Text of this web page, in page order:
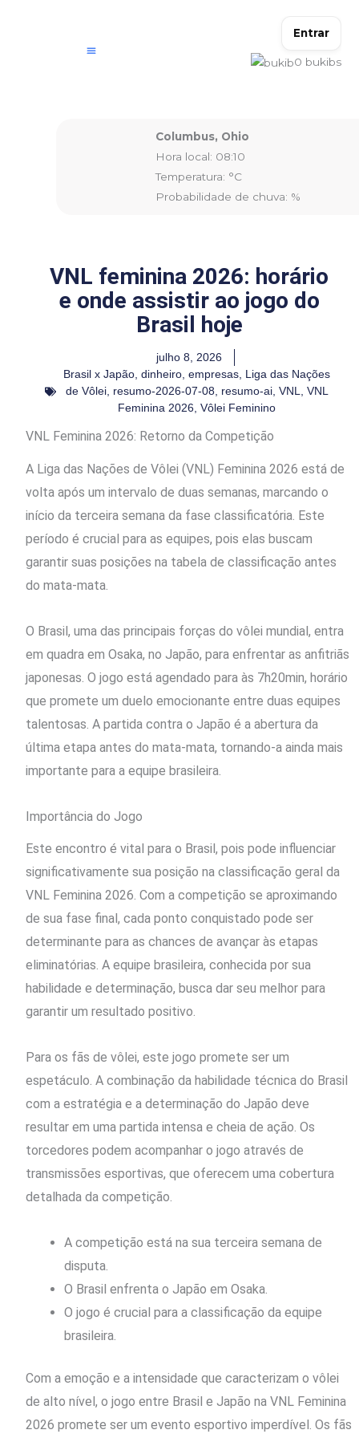
Entrar
0 bukibs
Columbus, Ohio
Hora local: 08:10
Temperatura: °C
Probabilidade de chuva: %
VNL feminina 2026: horário
e onde assistir ao jogo do
Brasil hoje
julho 8, 2026
Brasil x Japão, dinheiro, empresas, Liga das Nações
de Vôlei, resumo-2026-07-08, resumo-ai, VNL, VNL
Feminina 2026, Vôlei Feminino
VNL Feminina 2026: Retorno da Competição
A Liga das Nações de Vôlei (VNL) Feminina 2026 está de
volta após um intervalo de duas semanas, marcando o
início da terceira semana da fase classificatória. Este
período é crucial para as equipes, pois elas buscam
garantir suas posições na tabela de classificação antes
do mata-mata.
O Brasil, uma das principais forças do vôlei mundial, entra
em quadra em Osaka, no Japão, para enfrentar as anfitriãs
japonesas. O jogo está agendado para às 7h20min, horário
que promete um duelo emocionante entre duas equipes
talentosas. A partida contra o Japão é a abertura da
última etapa antes do mata-mata, tornando-a ainda mais
importante para a equipe brasileira.
Importância do Jogo
Este encontro é vital para o Brasil, pois pode influenciar
significativamente sua posição na classificação geral da
VNL Feminina 2026. Com a competição se aproximando
de sua fase final, cada ponto conquistado pode ser
determinante para as chances de avançar às etapas
eliminatórias. A equipe brasileira, conhecida por sua
habilidade e determinação, busca dar seu melhor para
garantir um resultado positivo.
Para os fãs de vôlei, este jogo promete ser um
espetáculo. A combinação da habilidade técnica do Brasil
com a estratégia e a determinação do Japão deve
resultar em uma partida intensa e cheia de ação. Os
torcedores podem acompanhar o jogo através de
transmissões esportivas, que oferecem uma cobertura
detalhada da competição.
A competição está na sua terceira semana de
disputa.
O Brasil enfrenta o Japão em Osaka.
O jogo é crucial para a classificação da equipe
brasileira.
Com a emoção e a intensidade que caracterizam o vôlei
de alto nível, o jogo entre Brasil e Japão na VNL Feminina
2026 promete ser um evento esportivo imperdível. Os fãs